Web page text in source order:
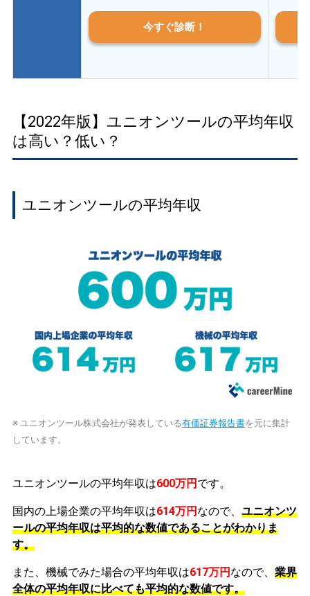
今すぐ診断！
【2022年版】ユニオンツールの平均年収
は高い？低い？
ユニオンツールの平均年収
※ ユニオンツール株式会社が発表している有価証券報告書を元に集計
しています。
ユニオンツールの平均年収は600万円 です。
国内の上場企業の平均年収は614万円 なので、 ユニオンツ
ールの平均年収は平均的な数値であることがわかりま
す。
また、機械でみた場合の平均年収は617万円 なので、 業界
全体の平均年収に比べても平均的な数値です。